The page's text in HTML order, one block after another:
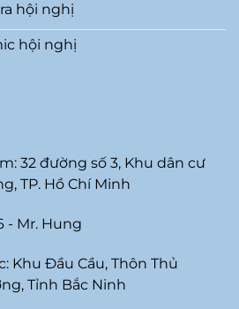
hội nghị
hội nghị
32 đường số 3, Khu dân cư
TP. Hồ Chí Minh
- Mr. Hung
Khu Đầu Cầu, Thôn Thủ
Tỉnh Bắc Ninh